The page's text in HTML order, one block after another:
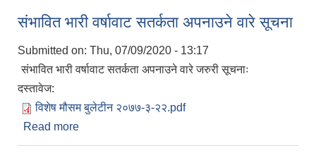
संभावित भारी वर्षावाट सतर्कता अपनाउने वारे सूचना
Submitted on: Thu, 07/09/2020 - 13:17
संभावित भारी वर्षावाट सतर्कता अपनाउने वारे जरुरी सूचनाः
दस्तावेज:
विशेष मौसम बुलेटीन २०७७-३-२२.pdf
Read more